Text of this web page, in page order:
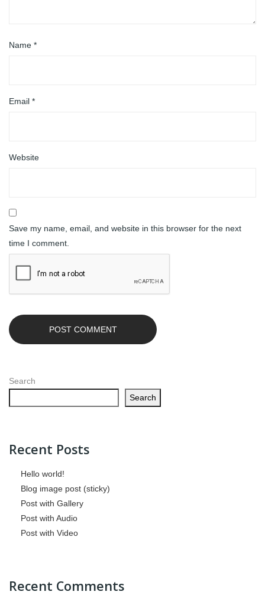
Name *
Email *
Website
Save my name, email, and website in this browser for the next
time I comment.
Search
Search
Recent Posts
Hello world!
Blog image post (sticky)
Post with Gallery
Post with Audio
Post with Video
Recent Comments